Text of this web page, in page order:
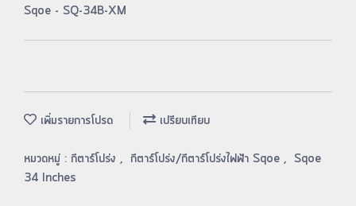
Sqoe - SQ-34B-XM
เพิ่มรายการโปรด เปรียบเทียบ
หมวดหมู่ : กีตาร์โปร่ง , กีตาร์โปร่ง/กีตาร์โปร่งไฟฟ้า Sqoe , Sqoe
34 Inches